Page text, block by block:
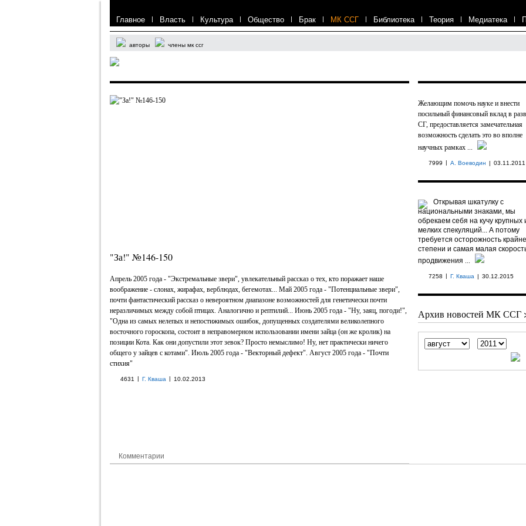
Главное | Власть | Культура | Общество | Брак | МК ССГ | Библиотека | Теория | Медиатека |
авторы члены мк ссг
"За!" №146-150
Апрель 2005 года - "Экстремальные звери", увлекательный рассказ о тех, кто поражает наше
воображение - слонах, жирафах, верблюдах, бегемотах... Май 2005 года - "Потенциальные звери",
почти фантастический рассказ о невероятном диапазоне возможностей для генетически почти
неразличимых между собой птицах. Аналогично и рептилий... Июнь 2005 года - "Ну, заяц, погоди!",
"Одна из самых нелепых и непостижимых ошибок, допущенных создателями великолепного
восточного гороскопа, состоит в неправомерном использовании имени зайца (он же кролик) на
позиции Кота. Как они допустили этот зевок? Просто немыслимо! Ну, нет практически ничего
общего у зайцев с котами". Июль 2005 года - "Векторный дефект". Август 2005 года - "Почти
стихия"
4631 | Г. Кваша | 10.02.2013
Комментарии
Желающим помочь науке и внести
посильный финансовый вклад в
СГ, предоставляется замечательная
возможность сделать это во вполне
научных рамках ...
7999 | А. Воеводин | 03.11.2011
Открывая шкатулку с
национальными знаками, мы
обрекаем себя на кучу крупных
мелких спекуляций... А потому
требуется осторожность
степени и самая малая
продвижения ...
7258 | Г. Кваша | 30.12.2015
Архив новостей МК ССГ